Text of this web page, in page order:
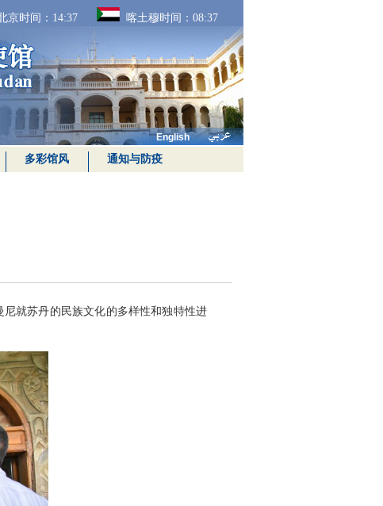
时间： 14:37 喀土穆时间： 08:37
English
多彩馆风 通知与防疫
就苏丹的民族文化的多样性和独特性进